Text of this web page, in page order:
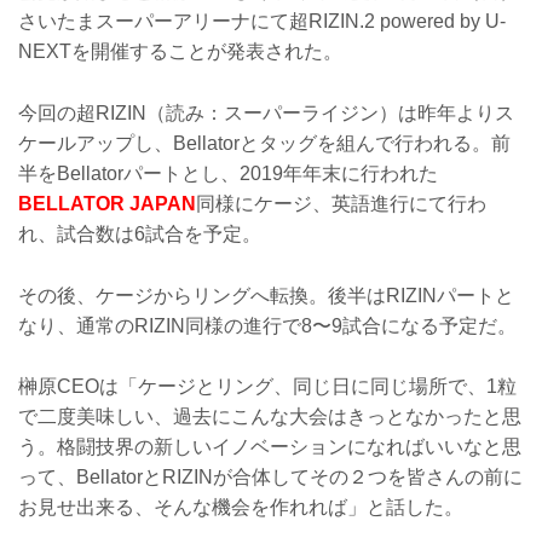
さいたまスーパーアリーナにて超RIZIN.2 powered by U-
NEXTを開催することが発表された。
今回の超RIZIN（読み：スーパーライジン）は昨年よりス
ケールアップし、Bellatorとタッグを組んで行われる。前
半をBellatorパートとし、2019年年末に行われた
BELLATOR JAPAN 同様にケージ、英語進行にて行わ
れ、試合数は6試合を予定。
その後、ケージからリングへ転換。後半はRIZINパートと
なり、通常のRIZIN同様の進行で8〜9試合になる予定だ。
榊原CEOは「ケージとリング、同じ日に同じ場所で、1粒
で二度美味しい、過去にこんな大会はきっとなかったと思
う。格闘技界の新しいイノベーションになればいいなと思
って、BellatorとRIZINが合体してその２つを皆さんの前に
お見せ出来る、そんな機会を作れれば」と話した。